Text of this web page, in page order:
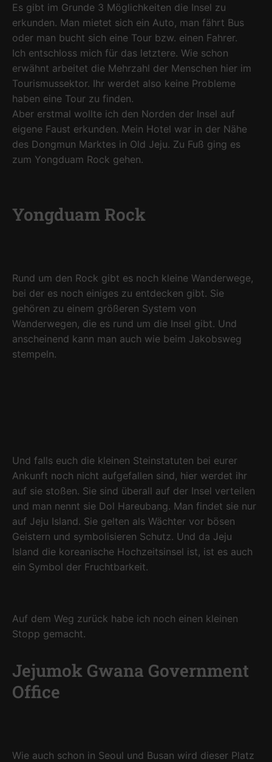
Es gibt im Grunde 3 Möglichkeiten die Insel zu
erkunden. Man mietet sich ein Auto, man fährt Bus
oder man bucht sich eine Tour bzw. einen Fahrer.
Ich entschloss mich für das letztere. Wie schon
erwähnt arbeitet die Mehrzahl der Menschen hier im
Tourismussektor. Ihr werdet also keine Probleme
haben eine Tour zu finden.
Aber erstmal wollte ich den Norden der Insel auf
eigene Faust erkunden. Mein Hotel war in der Nähe
des Dongmun Marktes in Old Jeju. Zu Fuß ging es
zum Yongduam Rock gehen.
Yongduam Rock
Rund um den Rock gibt es noch kleine Wanderwege,
bei der es noch einiges zu entdecken gibt. Sie
gehören zu einem größeren System von
Wanderwegen, die es rund um die Insel gibt. Und
anscheinend kann man auch wie beim Jakobsweg
stempeln.
Und falls euch die kleinen Steinstatuten bei eurer
Ankunft noch nicht aufgefallen sind, hier werdet ihr
auf sie stoßen. Sie sind überall auf der Insel verteilen
und man nennt sie Dol Hareubang. Man findet sie nur
auf Jeju Island. Sie gelten als Wächter vor bösen
Geistern und symbolisieren Schutz. Und da Jeju
Island die koreanische Hochzeitsinsel ist, ist es auch
ein Symbol der Fruchtbarkeit.
Auf dem Weg zurück habe ich noch einen kleinen
Stopp gemacht.
Jejumok Gwana Government
Office
Wie auch schon in Seoul und Busan wird dieser Platz